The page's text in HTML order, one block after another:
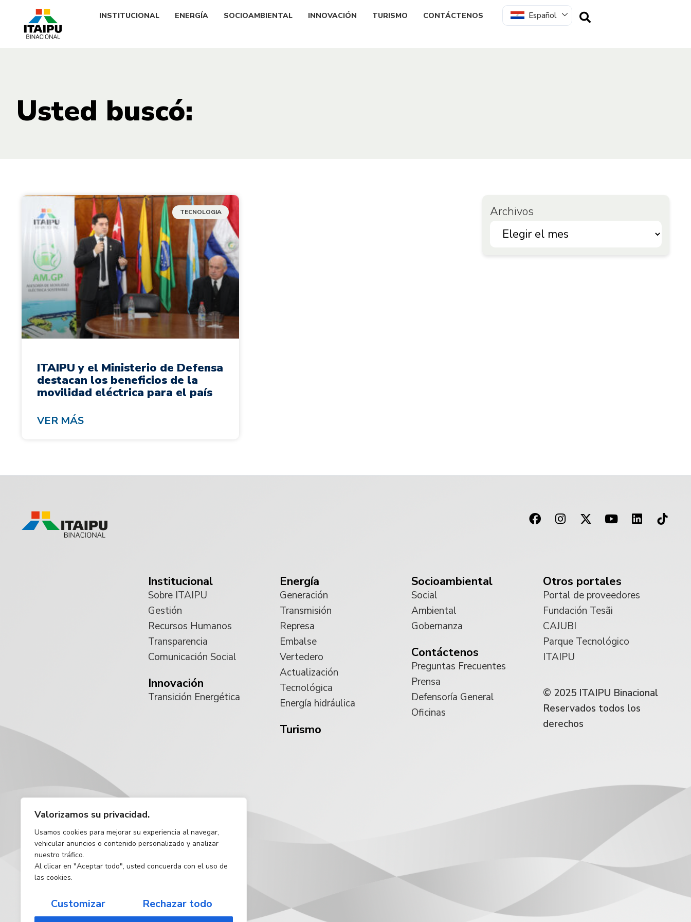
Valorizamos su privacidad.
Usamos cookies para mejorar su experiencia al navegar,
vehicular anuncios o contenido personalizado y analizar
nuestro tráfico.
Al clicar en "Aceptar todo", usted concuerda con el uso de
las cookies.
Customizar
Rechazar todo
INSTITUCIONAL ENERGÍA SOCIOAMBIENTAL INNOVACIÓN TURISMO CONTÁCTENOS Español
Usted buscó:
TECNOLOGIA
ITAIPU y el Ministerio de Defensa
destacan los beneficios de la
movilidad eléctrica para el país
VER MÁS
Archivos
Institucional
Sobre ITAIPU
Gestión
Recursos Humanos
Transparencia
Comunicación Social
Innovación
Transición Energética
Energía
Generación
Transmisión
Represa
Embalse
Vertedero
Actualización
Tecnológica
Energía hidráulica
Turismo
Socioambiental
Social
Ambiental
Gobernanza
Contáctenos
Preguntas Frecuentes
Prensa
Defensoría General
Oficinas
Otros portales
Portal de proveedores
Fundación Tesãi
CAJUBI
Parque Tecnológico
ITAIPU
© 2025 ITAIPU Binacional
Reservados todos los
derechos